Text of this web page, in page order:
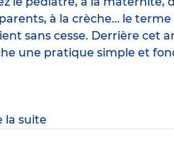
à la crèche… le
sans cesse. Derrière cet
une pratique simple et
la suite